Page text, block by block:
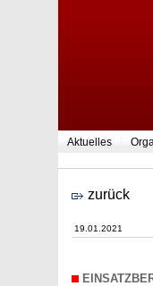
Aktuelles
zurück
19.01.2021